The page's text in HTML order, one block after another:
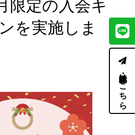
限定の入会キ
を実施しま
体験・見学はこちら